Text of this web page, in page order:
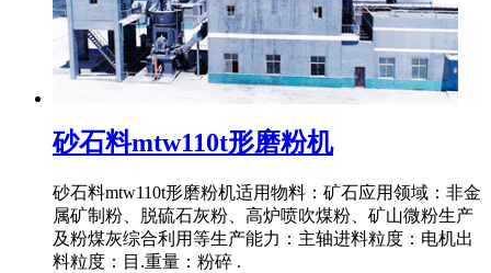
砂石料mtw110t形磨粉机
砂石料mtw110t形磨粉机适用物料：矿石应用领域：非金
属矿制粉、脱硫石灰粉、高炉喷吹煤粉、矿山微粉生产
及粉煤灰综合利用等生产能力：主轴进料粒度：电机出
料粒度：目.重量：粉碎 .